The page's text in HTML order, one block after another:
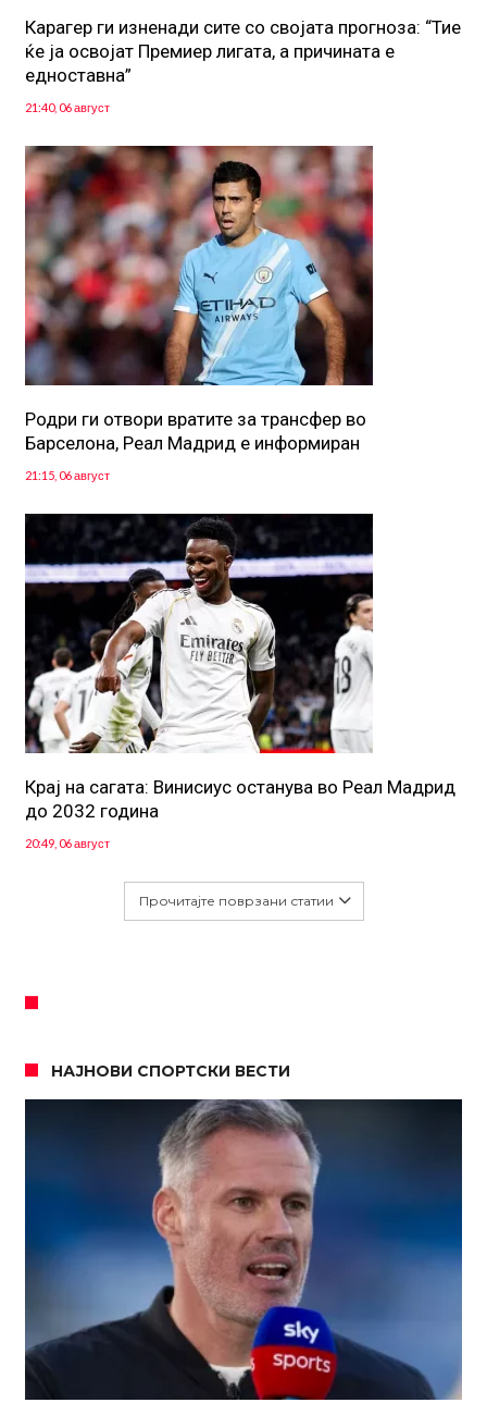
Карагер ги изненади сите со својата прогноза: “Тие
ќе ја освојат Премиер лигата, а причината е
едноставна”
21:40, 06 август
Родри ги отвори вратите за трансфер во
Барселона, Реал Мадрид е информиран
21:15, 06 август
Крај на сагата: Винисиус останува во Реал Мадрид
до 2032 година
20:49, 06 август
Прочитајте поврзани статии
НАЈНОВИ СПОРТСКИ ВЕСТИ